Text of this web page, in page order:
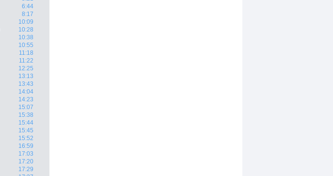
6:44
8:17
10:09
10:28
10:38
10:55
11:18
11:22
12:25
13:13
13:43
14:04
14:23
15:07
15:38
15:44
15:45
15:52
16:59
17:03
17:20
17:29